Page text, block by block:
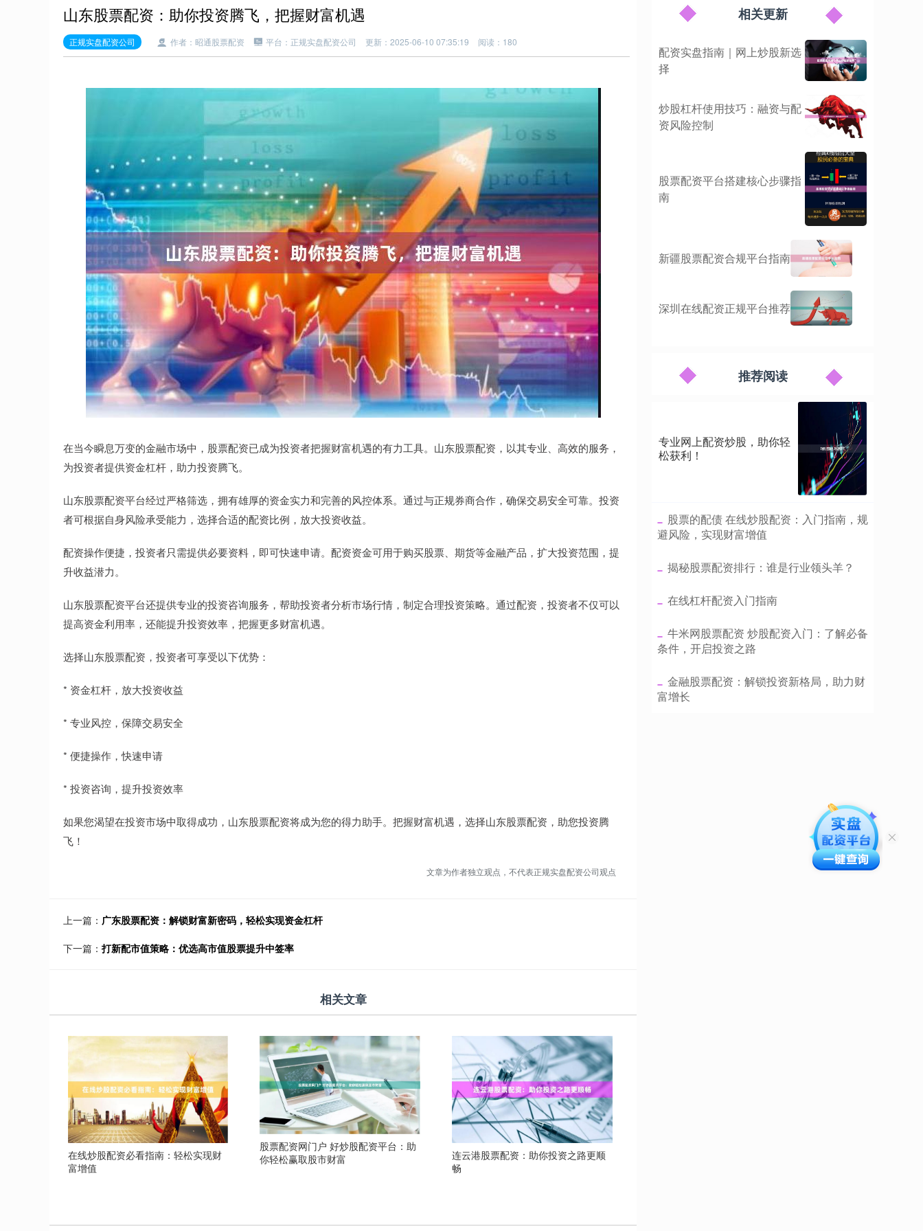
山东股票配资：助你投资腾飞，把握财富机遇
正规实盘配资公司 作者：昭通股票配资 平台：正规实盘配资公司 更新：2025-06-10 07:35:19 阅读：180
在当今瞬息万变的金融市场中，股票配资已成为投资者把握财富机遇的有力工具。山东股票配资，以其专业、高效的服务，
为投资者提供资金杠杆，助力投资腾飞。
山东股票配资平台经过严格筛选，拥有雄厚的资金实力和完善的风控体系。通过与正规券商合作，确保交易安全可靠。投资
者可根据自身风险承受能力，选择合适的配资比例，放大投资收益。
配资操作便捷，投资者只需提供必要资料，即可快速申请。配资资金可用于购买股票、期货等金融产品，扩大投资范围，提
升收益潜力。
山东股票配资平台还提供专业的投资咨询服务，帮助投资者分析市场行情，制定合理投资策略。通过配资，投资者不仅可以
提高资金利用率，还能提升投资效率，把握更多财富机遇。
选择山东股票配资，投资者可享受以下优势：
* 资金杠杆，放大投资收益
* 专业风控，保障交易安全
* 便捷操作，快速申请
* 投资咨询，提升投资效率
如果您渴望在投资市场中取得成功，山东股票配资将成为您的得力助手。把握财富机遇，选择山东股票配资，助您投资腾
飞！
文章为作者独立观点，不代表正规实盘配资公司观点
上一篇： 广东股票配资：解锁财富新密码，轻松实现资金杠杆
下一篇： 打新配市值策略：优选高市值股票提升中签率
相关文章
在线炒股配资必看指南：轻松实现财
富增值
股票配资网门户 好炒股配资平台：助
你轻松赢取股市财富
连云港股票配资：助你投资之路更顺
畅
相关更新
配资实盘指南｜网上炒股新选
择
炒股杠杆使用技巧：融资与配
资风险控制
股票配资平台搭建核心步骤指
南
新疆股票配资合规平台指南
深圳在线配资正规平台推荐
推荐阅读
专业网上配资炒股，助你轻
松获利！
​股票的配债 在线炒股配资：入门指南，规
避风险，实现财富增值
​揭秘股票配资排行：谁是行业领头羊？
​在线杠杆配资入门指南
​牛米网股票配资 炒股配资入门：了解必备
条件，开启投资之路
​金融股票配资：解锁投资新格局，助力财
富增长